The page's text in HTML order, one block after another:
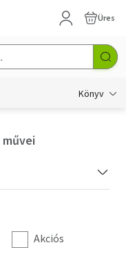
Üres
Könyv
Akciós